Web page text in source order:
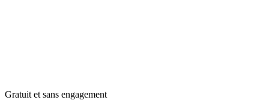
Gratuit et sans engagement